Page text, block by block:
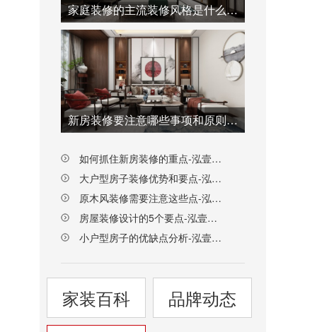
家庭装修的主流装修风格是什么-泓壹设计
新房装修要注意哪些事项和原则-泓壹设计
如何抓住新房装修的重点-泓壹设计
大户型房子装修优势和要点-泓壹设计
原木风装修需要注意这些点-泓壹设计
房屋装修设计的5个要点-泓壹设计
小户型房子的优缺点分析-泓壹设计
家装百科
品牌动态